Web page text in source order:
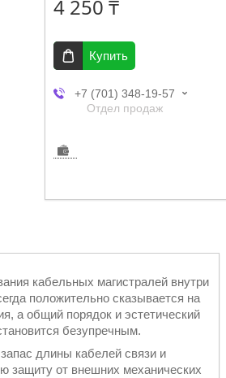
4 250 ₸
Купить
+7 (701) 348-19-57
Отдел продаж
кабельных магистралей внутри
положительно сказывается на
а общий порядок и эстетический
безупречным.
длины кабелей связи и
защиту от внешних механических